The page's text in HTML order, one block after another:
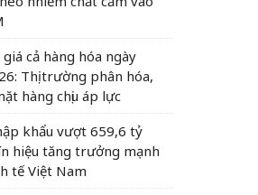
cả hàng hóa ngày
Thị trường phân hóa,
hàng chịu áp lực
khẩu vượt 659,6 tỷ
hiệu tăng trưởng mạnh
tế Việt Nam